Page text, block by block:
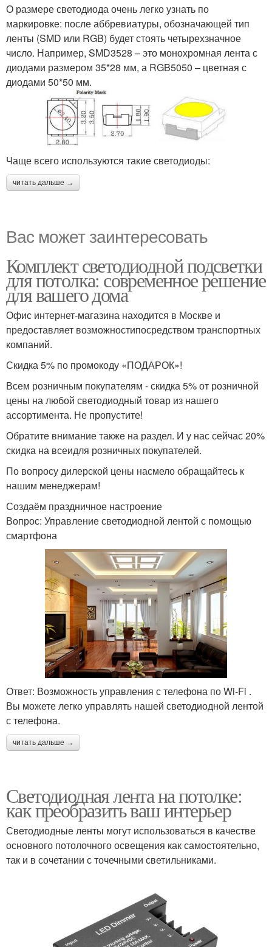
О размере светодиода очень легко узнать по
маркировке: после аббревиатуры, обозначающей тип
ленты (SMD или RGB) будет стоять четырехзначное
число. Например, SMD3528 – это монохромная лента с
диодами размером 35*28 мм, а RGB5050 – цветная с
диодами 50*50 мм.
Чаще всего используются такие светодиоды:
читать дальше →
Вас может заинтересовать
Комплект светодиодной подсветки
для потолка: современное решение
для вашего дома
Офис интернет-магазина находится в Москве и
предоставляет возможностипосредством транспортных
компаний.
Скидка 5% по промокоду «ПОДАРОК»!
Всем розничным покупателям - скидка 5% от розничной
цены на любой светодиодный товар из нашего
ассортимента. Не пропустите!
Обратите внимание также на раздел. И у нас сейчас 20%
скидка на всеидля розничных покупателей.
По вопросу дилерской цены насмело обращайтесь к
нашим менеджерам!
Создаём праздничное настроение
Вопрос: Управление светодиодной лентой с помощью
смартфона
Ответ: Возможность управления с телефона по Wi-Fi .
Вы можете легко управлять нашей светодиодной лентой
с телефона.
читать дальше →
Светодиодная лента на потолке:
как преобразить ваш интерьер
Светодиодные ленты могут использоваться в качестве
основного потолочного освещения как самостоятельно,
так и в сочетании с точечными светильниками.